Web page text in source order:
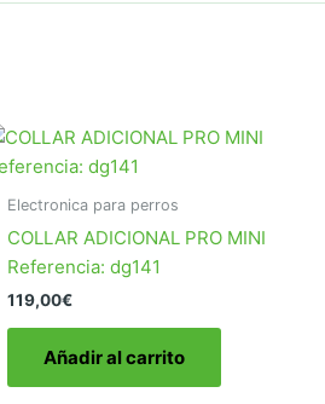
Electronica para perros
COLLAR ADICIONAL PRO MINI
Referencia: dg141
119,00€
Añadir al carrito